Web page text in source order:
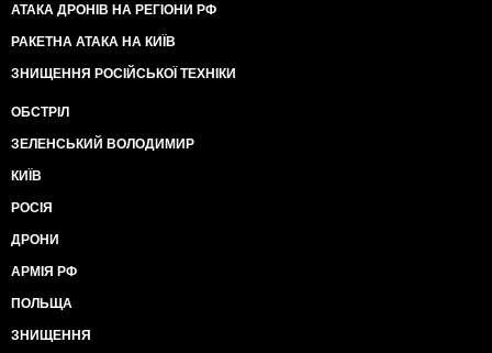
АТАКА ДРОНІВ НА РЕГІОНИ РФ
РАКЕТНА АТАКА НА КИЇВ
ЗНИЩЕННЯ РОСІЙСЬКОЇ ТЕХНІКИ
ОБСТРІЛ
ЗЕЛЕНСЬКИЙ ВОЛОДИМИР
КИЇВ
РОСІЯ
ДРОНИ
АРМІЯ РФ
ПОЛЬЩА
ЗНИЩЕННЯ